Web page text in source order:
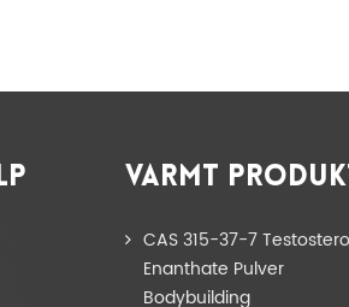
VARMT
CAS 315-37-7
Enanthate Pulver
Bodybuilding